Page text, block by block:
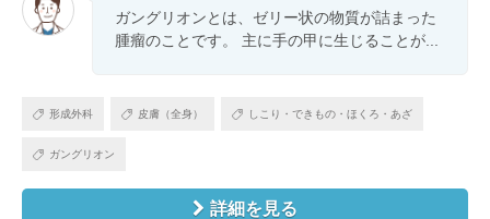
ガングリオンとは、ゼリー状の物質が詰まった
腫瘤のことです。 主に手の甲に生じることが...
形成外科 皮膚（全身） しこり・できもの・ほくろ・あざ
ガングリオン
詳細を見る